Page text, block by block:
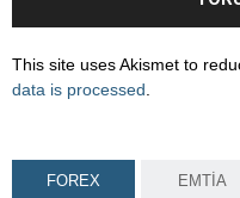
This site uses Akismet to
data is processed
FOREX EMTİA